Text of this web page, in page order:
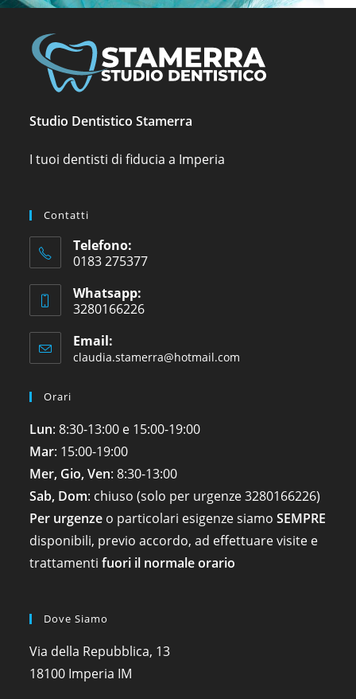
Studio Dentistico Stamerra
I tuoi dentisti di fiducia a Imperia
Contatti
Telefono:
0183 275377
Whatsapp:
3280166226
Email:
claudia.stamerra@hotmail.com
Orari
Lun: 8:30-13:00 e 15:00-19:00
Mar: 15:00-19:00
Mer, Gio, Ven: 8:30-13:00
Sab, Dom: chiuso (solo per urgenze3280166226)
Per urgenze o particolari esigenze siamoSEMPRE
disponibili, previo accordo, ad effettuare visite e
trattamentifuori il normale orario
Dove Siamo
Via della Repubblica, 13
18100 Imperia IM